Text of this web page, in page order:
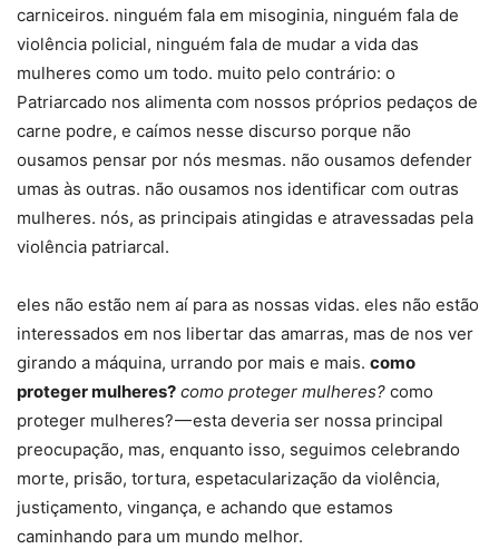
carniceiros. ninguém fala em misoginia, ninguém fala de
violência policial, ninguém fala de mudar a vida das
mulheres como um todo. muito pelo contrário: o
Patriarcado nos alimenta com nossos próprios pedaços de
carne podre, e caímos nesse discurso porque não
ousamos pensar por nós mesmas. não ousamos defender
umas às outras. não ousamos nos identificar com outras
mulheres. nós, as principais atingidas e atravessadas pela
violência patriarcal.
eles não estão nem aí para as nossas vidas. eles não estão
interessados em nos libertar das amarras, mas de nos ver
girando a máquina, urrando por mais e mais. como
proteger mulheres? como proteger mulheres? como
proteger mulheres? — esta deveria ser nossa principal
preocupação, mas, enquanto isso, seguimos celebrando
morte, prisão, tortura, espetacularização da violência,
justiçamento, vingança, e achando que estamos
caminhando para um mundo melhor.